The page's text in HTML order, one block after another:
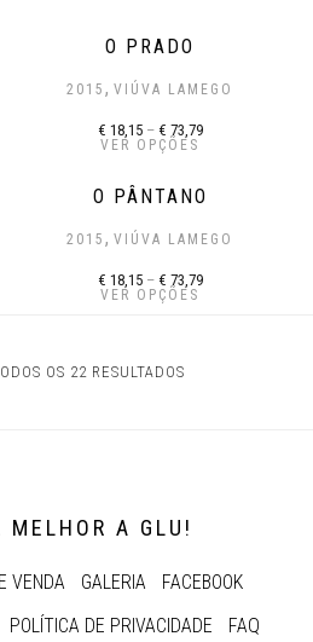
O PRADO
2015,VIÚVA LAMEGO
€ 18,15– € 73,79
VER OPÇÕES
O PÂNTANO
2015,VIÚVA LAMEGO
€ 18,15– € 73,79
VER OPÇÕES
OS 22 RESULTADOS
MELHOR A GLU!
VENDA GALERIA
FACEBOOK
POLÍTICA DE PRIVACIDADE FAQ